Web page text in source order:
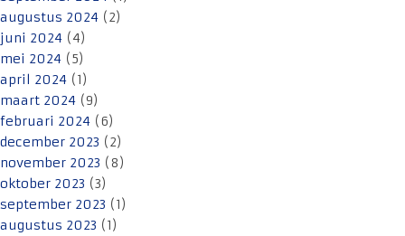
augustus 2024 (2)
juni 2024 (4)
mei 2024 (5)
april 2024 (1)
maart 2024 (9)
februari 2024 (6)
december 2023 (2)
november 2023 (8)
oktober 2023 (3)
september 2023 (1)
augustus 2023 (1)